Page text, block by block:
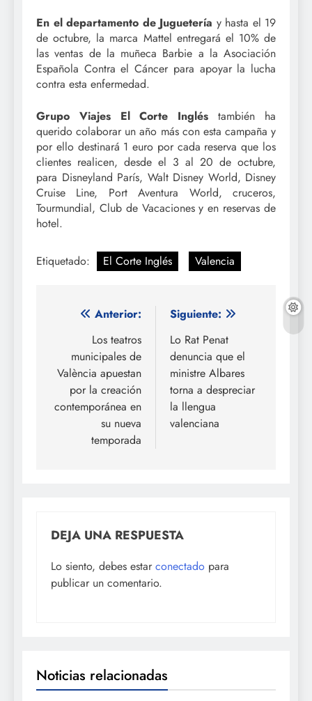
En el departamento de Juguetería y hasta el 19
de octubre, la marca Mattel entregará el 10% de
las ventas de la muñeca Barbie a la Asociación
Española Contra el Cáncer para apoyar la lucha
contra esta enfermedad.
Grupo Viajes El Corte Inglés también ha
querido colaborar un año más con esta campaña y
por ello destinará 1 euro por cada reserva que los
clientes realicen, desde el 3 al 20 de octubre,
para Disneyland París, Walt Disney World, Disney
Cruise Line, Port Aventura World, cruceros,
Tourmundial, Club de Vacaciones y en reservas de
hotel.
Etiquetado: El Corte Inglés Valencia
Navegación
entradas
Anterior:
Los teatros
municipales de
València apuestan
por la creación
contemporánea en
su nueva
temporada
Siguiente:
Lo Rat Penat
denuncia que el
ministre Albares
torna a despreciar
la llengua
valenciana
DEJA UNA RESPUESTA
Lo siento, debes estar conectado para
publicar un comentario.
Noticias relacionadas